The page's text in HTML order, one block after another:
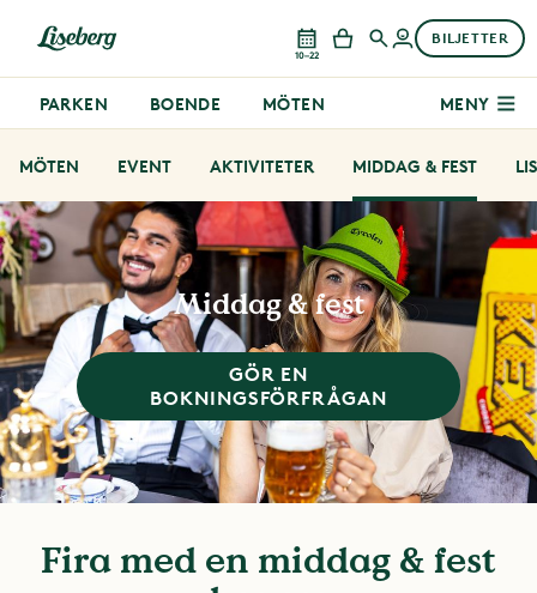
10–22
BILJETTER
PARKEN BOENDE MÖTEN MENY
MÖTEN EVENT AKTIVITETER MIDDAG & FEST
Middag & fest
GÖR EN
BOKNINGSFÖRFRÅGAN
Fira med en middag & fest